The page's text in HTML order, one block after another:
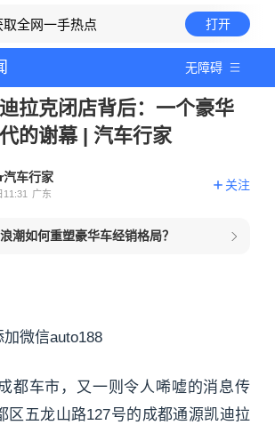
取全网一手热点 打开
无障碍
拉克闭店背后：一个豪华
的谢幕 | 汽车行家
车行家
11:31 广东
关注
潮如何重塑豪华车经销格局？
微信auto188
都车市，又一则令人唏嘘的消息传
五龙山路127号的成都通源凯迪拉